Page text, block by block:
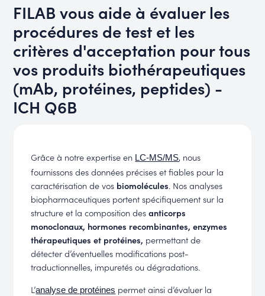
FILAB vous aide à évaluer les
procédures de test et les
critères d'acceptation pour tous
vos produits biothérapeutiques
(mAb, protéines, peptides) -
ICH Q6B
Grâce à notre expertise en LC-MS/MS, nous
fournissons des données précises et fiables pour la
caractérisation de vos biomolécules. Nos analyses
biopharmaceutiques portent spécifiquement sur la
structure et la composition desanticorps
monoclonaux, hormones recombinantes, enzymes
thérapeutiques et protéines, permettant de
détecter d’éventuelles modifications post-
traductionnelles, impuretés ou dégradations.
L’analyse de protéines permet ainsi d’évaluer la